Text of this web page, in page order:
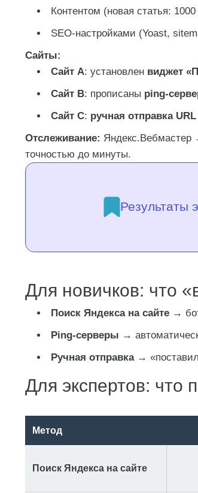
Контентом (новая статья:
SEO-настройками (Yoast,
Сайты:
Сайт A: установлен виджет
Сайт B: прописаны ping-
Сайт C: ручная отправка URL
Отслеживание: Яндекс.Вебмастер
точностью до минуты.
Результаты
Для новичков: что
Поиск Яндекса на сайте →
Ping-серверы →
Ручная отправка→ «поставил
Для экспертов: что
Метод
Поиск Яндекса на сайте